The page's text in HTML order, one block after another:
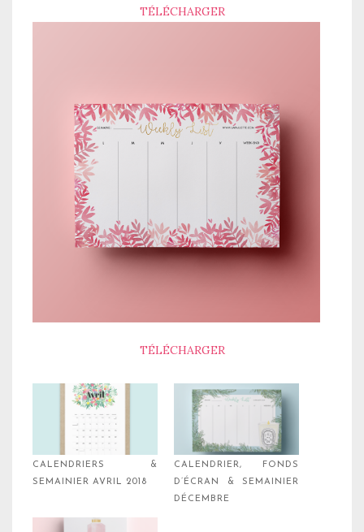
TÉLÉCHARGER
TÉLÉCHARGER
CALENDRIERS &
SEMAINIER AVRIL 2018
CALENDRIER, FONDS
D’ÉCRAN & SEMAINIER
DÉCEMBRE